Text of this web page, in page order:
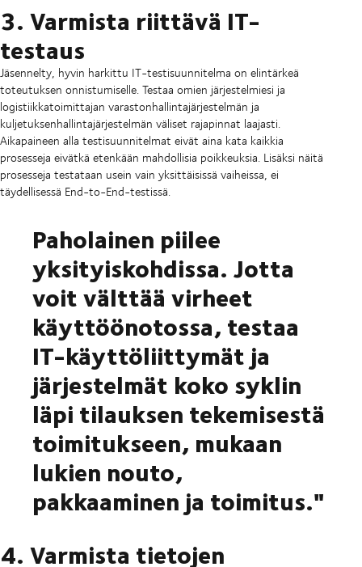
3. Varmista riittävä IT-
testaus
Jäsennelty, hyvin harkittu IT-testisuunnitelma on elintärkeä
toteutuksen onnistumiselle. Testaa omien järjestelmiesi ja
logistiikkatoimittajan varastonhallintajärjestelmän ja
kuljetuksenhallintajärjestelmän väliset rajapinnat laajasti.
Aikapaineen alla testisuunnitelmat eivät aina kata kaikkia
prosesseja eivätkä etenkään mahdollisia poikkeuksia. Lisäksi näitä
prosesseja testataan usein vain yksittäisissä vaiheissa, ei
täydellisessä End-to-End-testissä.
Paholainen piilee
yksityiskohdissa. Jotta
voit välttää virheet
käyttöönotossa, testaa
IT-käyttöliittymät ja
järjestelmät koko syklin
läpi tilauksen tekemisestä
toimitukseen, mukaan
lukien nouto,
pakkaaminen ja toimitus."
4. Varmista tietojen